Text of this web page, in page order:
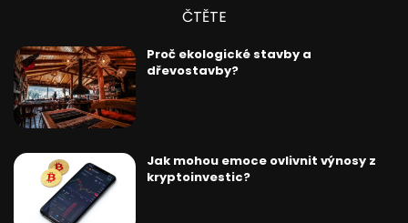
ČTĚTE
Proč ekologické stavby a
dřevostavby?
Jak mohou emoce ovlivnit výnosy z
kryptoinvestic?